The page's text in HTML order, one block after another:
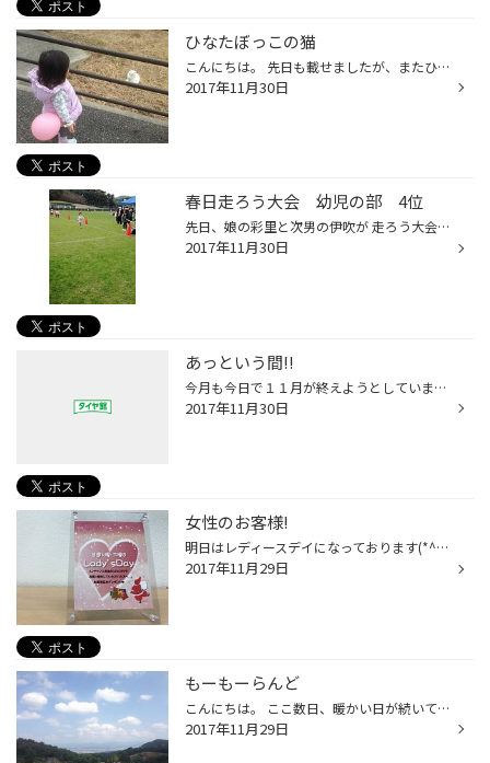
ひなたぼっこの猫
こんにちは。 先日も載せましたが、またひなたぼっこしていた猫に出会いました。 近寄ると普通なら逃げてしまうと思いきや、どれだけ近づいても逃げない ドンと構えたこの猫!! 娘とも見つめあってました。 なんだか人間みたいな雰囲気さえ感じる猫でした。
2017年11月30日
春日走ろう大会 幼児の部 4位
先日、娘の彩里と次男の伊吹が 走ろう大会と言うマラソン大会に出ました。 朝早く出発して、8時くらいから彩里は 走ったんでしょう。 寒そうでした。 中には大きな子もいたので敵わないかなと 思ってましたが、4位と聞いてびっくりでした。 がんばったね〜(^o^) 本人は4位もですが、最後まで諦めず...
2017年11月30日
あっという間!!
今月も今日で１１月が終えようとしています！ 今年に入っても！残り１カ月と月日の経つスピードが早いのを実感している今日この頃の僕です！ もう少しで年末も来ます！ 色々と忙しい時期になってきましたね！ 年末・年始安心してお出かけする為にも！お車のメンテナンスしときましょうね！ タイヤ館...
2017年11月30日
女性のお客様!
明日はレディースデイになっております(*^_^*) 女性のお客様はメンテナンス商品がお得になる日です! オイル、バッテリー、ワイパー、エアコンフィルターなど交換するなら火曜日、木曜日ですよ! 点検も無料で行なっておりますので気兼ね無くお声かけ下さい(*^_^*) ぜひご来店下さい(*^_^*)
2017年11月29日
もーもーらんど
こんにちは。 ここ数日、暖かい日が続いていますね。 先日、油山にあるもーもーらんどに行ってきまいた。 広々とした公園だけでなく、ヤギやうさぎなどの動物もいるので、 ファミリーの週末にはオススメの場所です。 動物が大好きな息子と娘も気軽に動物とふれあえるのでとても楽しかったみたいです...
2017年11月29日